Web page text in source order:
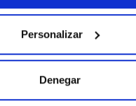
Personalizar
Denegar
Capacidad (kg)
3
Envase
x 3 Kg.